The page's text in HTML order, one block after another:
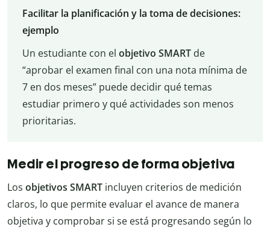
Facilitar la planificación y la toma de decisiones:
ejemplo
Un estudiante con el objetivo SMART de
“aprobar el examen final con una nota mínima de
7 en dos meses” puede decidir qué temas
estudiar primero y qué actividades son menos
prioritarias.
Medir el progreso de forma objetiva
Los objetivos SMART incluyen criterios de medición
claros, lo que permite evaluar el avance de manera
objetiva y comprobar si se está progresando según lo